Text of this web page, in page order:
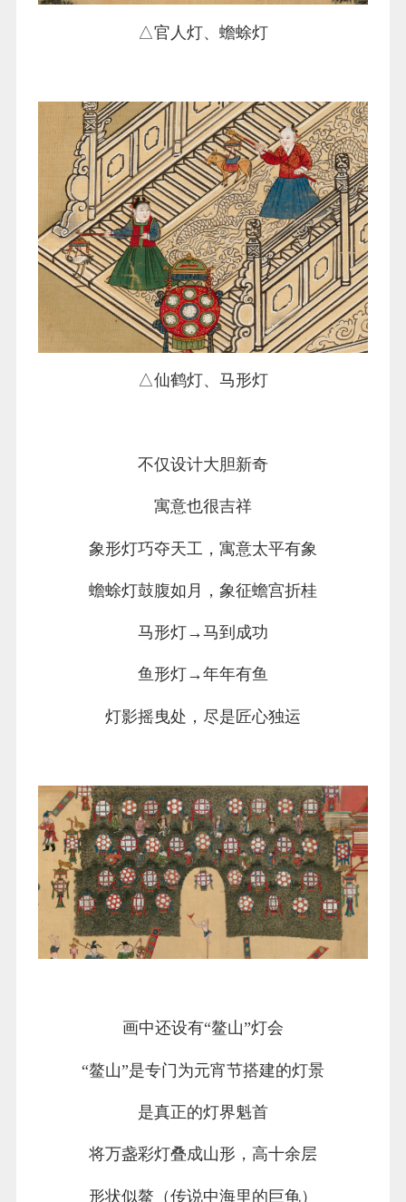
△官人灯、蟾蜍灯
△仙鹤灯、马形灯
不仅设计大胆新奇
寓意也很吉祥
象形灯巧夺天工，寓意太平有象
蟾蜍灯鼓腹如月，象征蟾宫折桂
马形灯→马到成功
鱼形灯→年年有鱼
灯影摇曳处，尽是匠心独运
画中还设有“鳌山”灯会
“鳌山”是专门为元宵节搭建的灯景
是真正的灯界魁首
将万盏彩灯叠成山形，高十余层
形状似鳌（传说中海里的巨龟）